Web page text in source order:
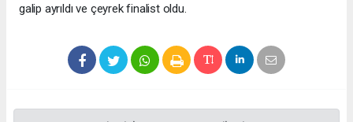
galip ayrıldı ve çeyrek finalist oldu.